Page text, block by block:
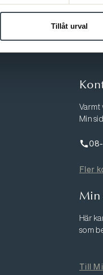
Tillåt urval
Varmt
Min
Fler
Min
Här
som
Till